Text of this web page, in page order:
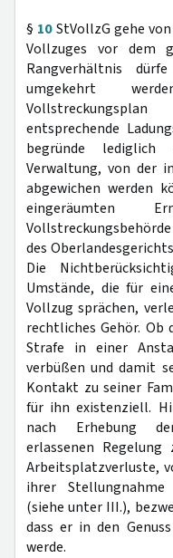
§ 10StVollzG gehe
Vollzuges vor dem
Rangverhältnis
umgekehrt
entsprechende
begründe lediglich
Verwaltung, von der
abgewichen werden
eingeräumten
des
Die
Umstände, die für
Vollzug sprächen,
rechtliches Gehör. Ob
Strafe in einer
verbüßen und damit
Kontakt zu seiner
für ihn existenziell.
nach Erhebung der
erlassenen
Arbeitsplatzverluste,
ihrer
(siehe unter III.),
dass er in den
werde.